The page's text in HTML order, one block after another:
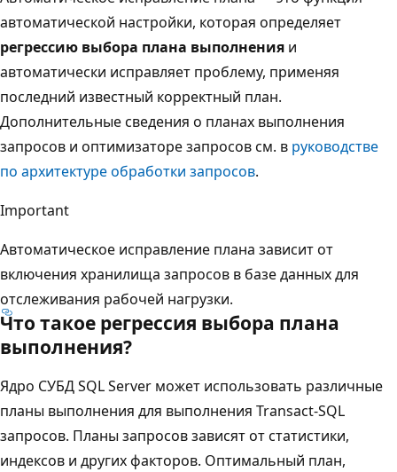
автоматической настройки, которая определяет
регрессию выбора плана выполнения и
автоматически исправляет проблему, применяя
последний известный корректный план.
Дополнительные сведения о планах выполнения
запросов и оптимизаторе запросов см. в руководстве
по архитектуре обработки запросов.
Important
Автоматическое исправление плана зависит от
включения хранилища запросов в базе данных для
отслеживания рабочей нагрузки.
Что такое регрессия выбора плана
выполнения?
Ядро СУБД SQL Server может использовать различные
планы выполнения для выполнения Transact-SQL
запросов. Планы запросов зависят от статистики,
индексов и других факторов. Оптимальный план,